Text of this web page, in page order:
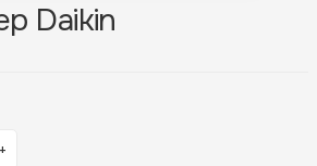
Daikin
+